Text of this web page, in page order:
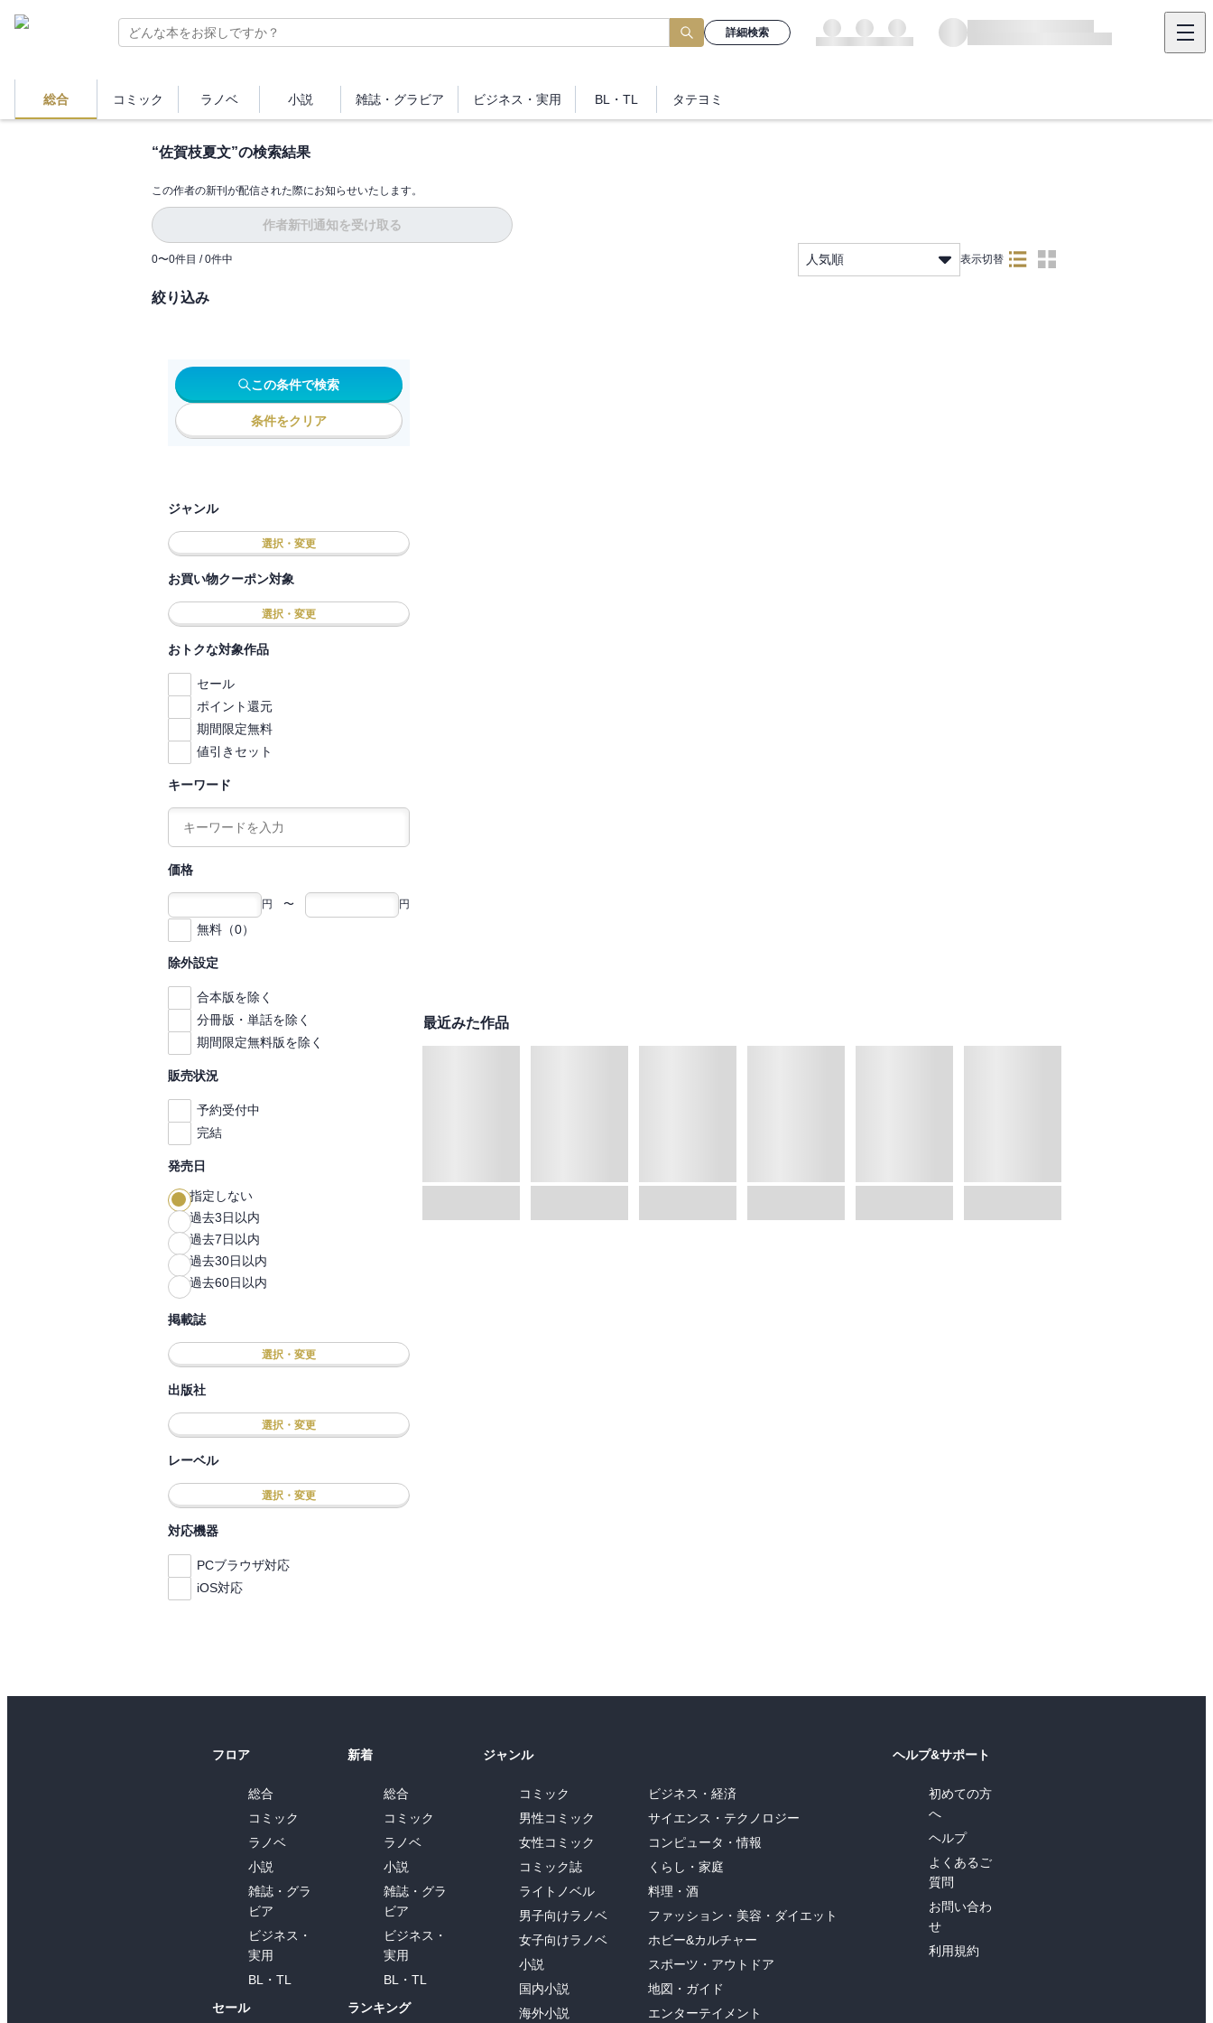
詳細検索
総合 コミック ラノベ 小説 雑誌・ グラビア ビジネス ・実用 BL・TL タテヨミ
“佐賀枝夏文”の検索結果
この作者の新刊が配信された際にお知らせいたします。
作者新刊通知を受け取る
0〜0件目 / 0件中 人気順 表示切替
絞り込み
この条件で検索
条件をクリア
ジャンル
選択・変更
お買い物クーポン対象
選択・変更
おトクな対象作品
セール
ポイント還元
期間限定無料
値引きセット
キーワード
価格
円 〜 円
無料（0）
除外設定
合本版を除く
分冊版・単話を除く
期間限定無料版を除く
販売状況
予約受付中
完結
発売日
指定しない
過去3日以内
過去7日以内
過去30日以内
過去60日以内
掲載誌
選択・変更
出版社
選択・変更
レーベル
選択・変更
対応機器
PCブラウザ対応
iOS対応
最近みた作品
フロア
総合
コミック
ラノベ
小説
雑誌・グラ
ビア
ビジネス・
実用
BL・TL
セール
新着
総合
コミック
ラノベ
小説
雑誌・グラ
ビア
ビジネス・
実用
BL・TL
ランキング
ジャンル
コミック
男性コミック
女性コミック
コミック誌
ライトノベル
男子向けラノベ
女子向けラノベ
小説
国内小説
海外小説
ビジネス・経済
サイエンス・テクノロジー
コンピュータ・情報
くらし・家庭
料理・酒
ファッション・美容・ダイエット
ホビー&カルチャー
スポーツ・アウトドア
地図・ガイド
エンターテイメント
ヘルプ&サポート
初めての方
へ
ヘルプ
よくあるご
質問
お問い合わ
せ
利用規約